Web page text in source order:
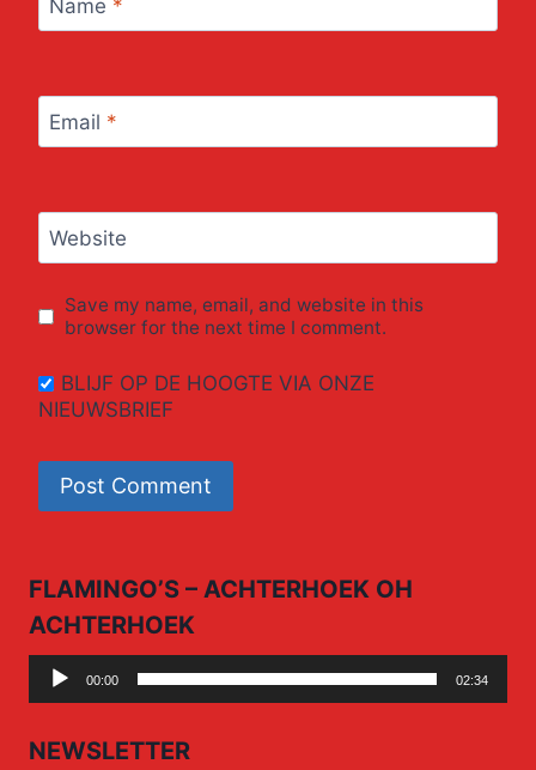
Name *
Email *
Website
Save my name, email, and website in this
browser for the next time I comment.
BLIJF OP DE HOOGTE VIA ONZE
NIEUWSBRIEF
FLAMINGO’S – ACHTERHOEK OH
ACHTERHOEK
Audio
Player
00:00 02:34
NEWSLETTER